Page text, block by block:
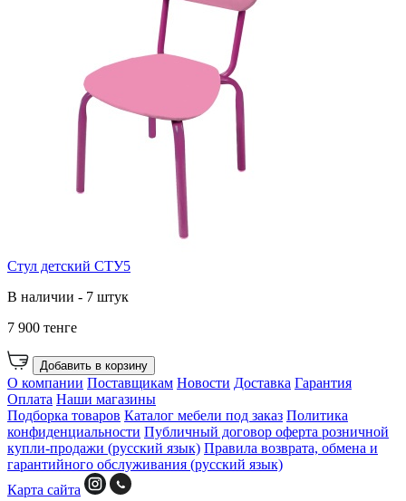
Стул детский СТУ5
В наличии - 7 штук
7 900 тенге
Добавить в корзину
О компании Поставщикам Новости Доставка Гарантия
Оплата Наши магазины
Подборка товаров Каталог мебели под заказ Политика
конфиденциальности Публичный договор оферта розничной
купли-продажи (русский язык) Правила возврата, обмена и
гарантийного обслуживания (русский язык)
Карта сайта